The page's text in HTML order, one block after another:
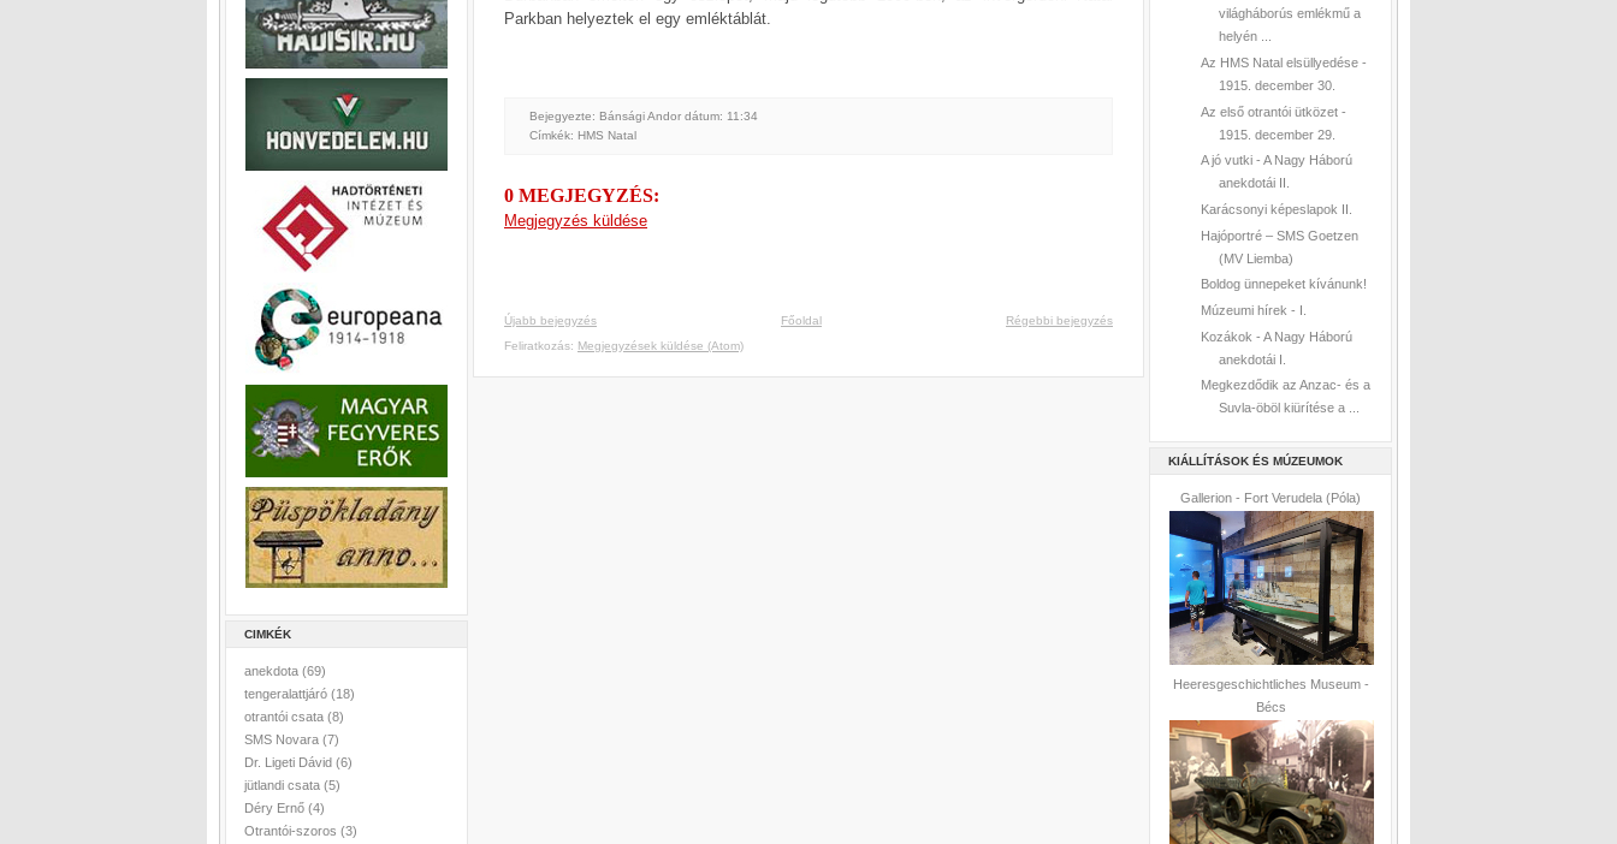
CIMKÉK
anekdota (69)
tengeralattjáró (18)
otrantói csata (8)
SMS Novara (7)
Dr. Ligeti Dávid (6)
jütlandi csata (5)
Déry Ernő (4)
Otrantói-szoros (3)
Parkban helyeztek el egy emléktáblát.
Bejegyezte: Bánsági Andor dátum: 11:34
Címkék: HMS Natal
0 MEGJEGYZÉS:
Megjegyzés küldése
Újabb bejegyzés Régebbi bejegyzés
Főoldal
Feliratkozás: Megjegyzések küldése (Atom)
világháborús emlékmű a
helyén ...
Az HMS Natal elsüllyedése -
1915. december 30.
Az első otrantói ütközet -
1915. december 29.
A jó vutki - A Nagy Háború
anekdotái II.
Karácsonyi képeslapok II.
Hajóportré – SMS Goetzen
(MV Liemba)
Boldog ünnepeket kívánunk!
Múzeumi hírek - I.
Kozákok - A Nagy Háború
anekdotái I.
Megkezdődik az Anzac- és a
Suvla-öböl kiürítése a ...
KIÁLLÍTÁSOK ÉS MÚZEUMOK
Gallerion - Fort Verudela (Póla)
Heeresgeschichtliches Museum -
Bécs